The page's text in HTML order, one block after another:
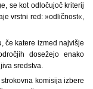
se kot odločujoč kriterij
vrstni red: »odličnost«,
če katere izmed najvišje
dosežejo enako
sredstva.
komisija izbere